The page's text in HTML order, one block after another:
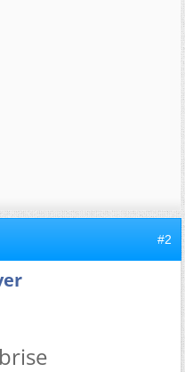
#2